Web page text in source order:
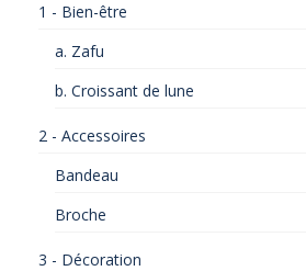
1 - Bien-être
a. Zafu
b. Croissant de lune
2 - Accessoires
Bandeau
Broche
3 - Décoration